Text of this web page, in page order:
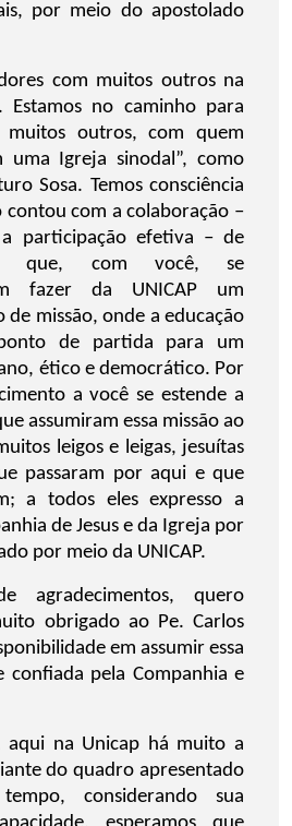
por meio do apostolado
com muitos outros na
Estamos no caminho para
outros, com quem
uma Igreja sinodal”, como
Sosa. Temos consciência
contou com a colaboração –
participação efetiva – de
que, com você, se
fazer da UNICAP um
missão, onde a educação
de partida para um
ético e democrático. Por
a você se estende a
assumiram essa missão ao
leigos e leigas, jesuítas
passaram por aqui e que
a todos eles expresso a
de Jesus e da Igreja por
por meio da UNICAP.
agradecimentos, quero
obrigado ao Pe. Carlos
em assumir essa
confiada pela Companhia e
aqui na Unicap há muito a
do quadro apresentado
considerando sua